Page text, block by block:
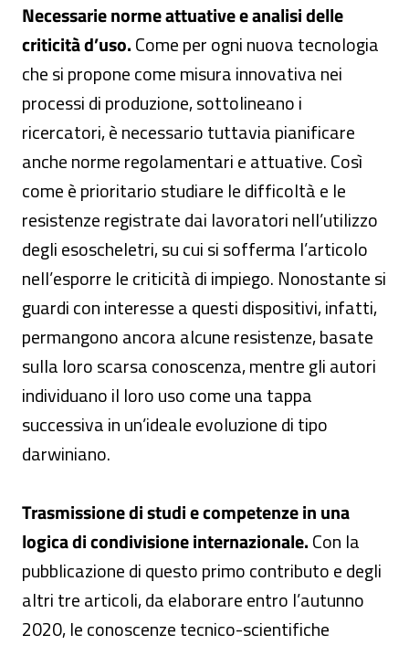
Necessarie norme attuative e analisi delle
criticità d’uso.Come per ogni nuova tecnologia
che si propone come misura innovativa nei
processi di produzione, sottolineano i
ricercatori, è necessario tuttavia pianificare
anche norme regolamentari e attuative. Così
come è prioritario studiare le difficoltà e le
resistenze registrate dai lavoratori nell’utilizzo
degli esoscheletri, su cui si sofferma l’articolo
nell’esporre le criticità di impiego. Nonostante si
guardi con interesse a questi dispositivi, infatti,
permangono ancora alcune resistenze, basate
sulla loro scarsa conoscenza, mentre gli autori
individuano il loro uso come una tappa
successiva in un’ideale evoluzione di tipo
darwiniano.
Trasmissione di studi e competenze in una
logica di condivisione internazionale.Con la
pubblicazione di questo primo contributo e degli
altri tre articoli, da elaborare entro l’autunno
2020, le conoscenze tecnico-scientifiche